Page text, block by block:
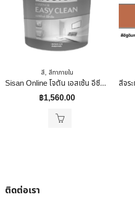
สี, สีทาภายใน
Sisan Online โจตัน เอสเซ้น อีซีคลีน แมท เบส AA 9 ลิตร # 8443 เบอร์ 8443 (TOA) เบอร์ 8443 (TOA) 15 กก.
฿1,560.00
ติดต่อเรา